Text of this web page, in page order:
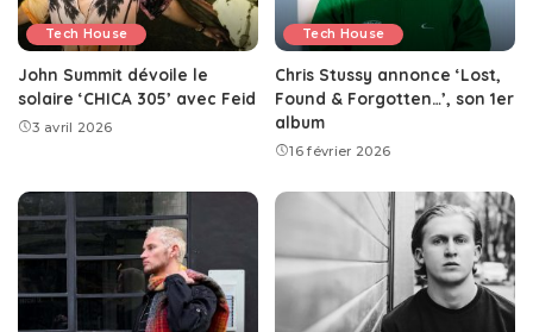
Tech House
John Summit dévoile le
solaire ‘CHICA 305’ avec Feid
3 avril 2026
Tech House
Chris Stussy annonce ‘Lost,
Found & Forgotten…’, son 1er
album
16 février 2026